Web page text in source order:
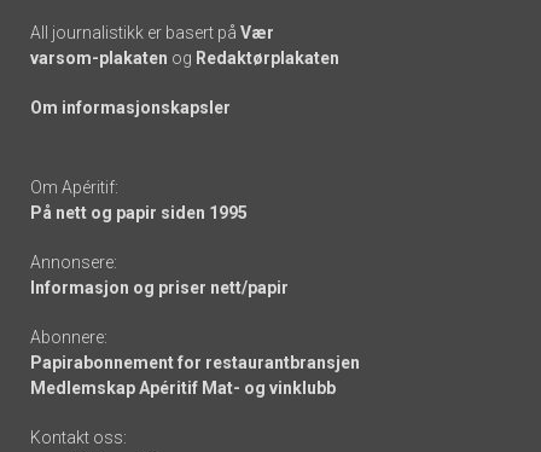
All journalistikk er basert på Vær
varsom-plakaten og Redaktørplakaten
Om informasjonskapsler
Om Apéritif:
På nett og papir siden 1995
Annonsere:
Informasjon og priser nett/papir
Abonnere:
Papirabonnement for restaurantbransjen
Medlemskap Apéritif Mat- og vinklubb
Kontakt oss: